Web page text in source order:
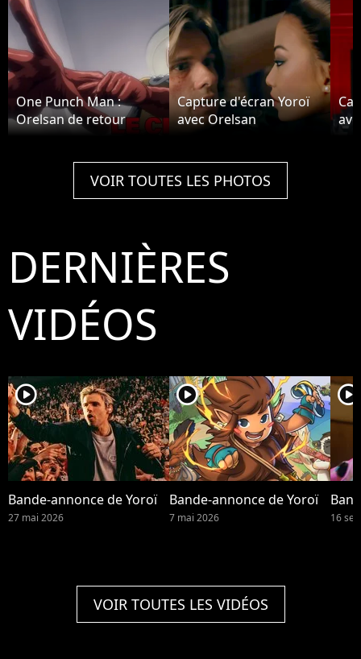
One Punch Man :
Orelsan de retour
Capture d'écran Yoroï
avec Orelsan
VOIR TOUTES LES PHOTOS
DERNIÈRES
VIDÉOS
player2
Bande-annonce de Yoroï
27 mai 2026
player2
Bande-annonce de Yoroï
7 mai 2026
player2
16
VOIR TOUTES LES VIDÉOS